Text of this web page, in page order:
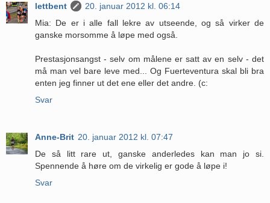
lettbent
20. januar 2012 kl. 06:14
Mia: De er i alle fall lekre av utseende, og så virker de
ganske morsomme å løpe med også.
Prestasjonsangst - selv om målene er satt av en selv - det
må man vel bare leve med... Og Fuerteventura skal bli bra
enten jeg finner ut det ene eller det andre. (c:
Svar
Anne-Brit 20. januar 2012 kl. 07:47
De så litt rare ut, ganske anderledes kan man jo si.
Spennende å høre om de virkelig er gode å løpe i!
Svar